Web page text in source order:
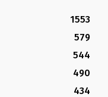
1553
579
544
490
434